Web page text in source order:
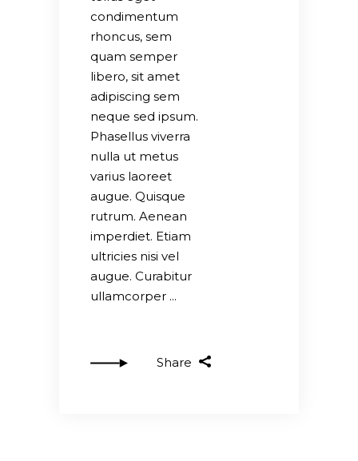
condimentum
rhoncus, sem
quam semper
libero, sit amet
adipiscing sem
neque sed ipsum.
Phasellus viverra
nulla ut metus
varius laoreet
augue. Quisque
rutrum. Aenean
imperdiet. Etiam
ultricies nisi vel
augue. Curabitur
ullamcorper
Share